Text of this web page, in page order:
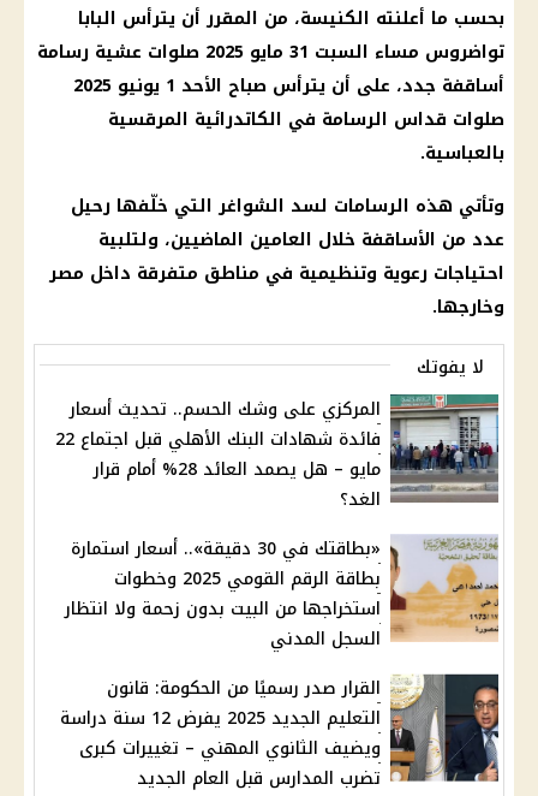
بحسب ما أعلنته الكنيسة، من المقرر أن يترأس البابا
تواضروس مساء السبت 31 مايو 2025 صلوات عشية رسامة
أساقفة جدد، على أن يترأس صباح الأحد 1 يونيو 2025
صلوات قداس الرسامة في الكاتدرائية المرقسية
بالعباسية.
وتأتي هذه الرسامات لسد الشواغر التي خلّفها رحيل
عدد من الأساقفة خلال العامين الماضيين، ولتلبية
احتياجات رعوية وتنظيمية في مناطق متفرقة داخل مصر
وخارجها.
لا يفوتك
المركزي على وشك الحسم.. تحديث أسعار
فائدة شهادات البنك الأهلي قبل اجتماع 22
مايو – هل يصمد العائد 28% أمام قرار
الغد؟
«بطاقتك في 30 دقيقة».. أسعار استمارة
بطاقة الرقم القومي 2025 وخطوات
استخراجها من البيت بدون زحمة ولا انتظار
السجل المدني
القرار صدر رسميًا من الحكومة: قانون
التعليم الجديد 2025 يفرض 12 سنة دراسة
ويضيف الثانوي المهني – تغييرات كبرى
تضرب المدارس قبل العام الجديد